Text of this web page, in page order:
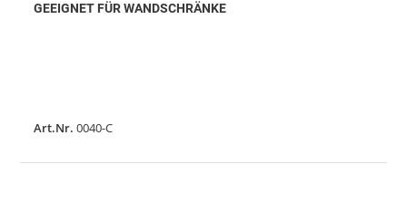
GEEIGNET FÜR WANDSCHRÄNKE
Art.Nr. 0040-C